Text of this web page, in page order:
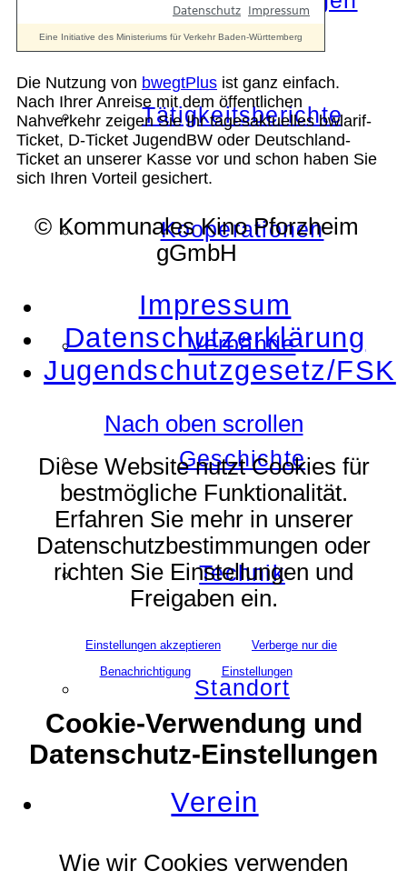
Tätigkeitsberichte
Kooperationen
Verbände
Geschichte
Technik
Standort
Verein
Die Nutzung von bwegtPlus ist ganz einfach.
Nach Ihrer Anreise mit dem öffentlichen
Nahverkehr zeigen Sie Ihr tagesaktuelles bwlarif-
Ticket, D-Ticket JugendBW oder Deutschland-
Ticket an unserer Kasse vor und schon haben Sie
sich Ihren Vorteil gesichert.
© Kommunales Kino Pforzheim
gGmbH
Impressum
Datenschutzerklärung
Jugendschutzgesetz/FSK
Nach oben scrollen
Diese Website nutzt Cookies für
bestmögliche Funktionalität.
Erfahren Sie mehr in unserer
Datenschutzbestimmungen oder
richten Sie Einstellungen und
Freigaben ein.
Einstellungen akzeptieren
Verberge nur die
Benachrichtigung
Einstellungen
Cookie-Verwendung und
Datenschutz-Einstellungen
Wie wir Cookies verwenden